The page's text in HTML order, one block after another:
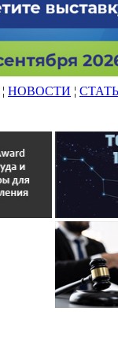
¦ НОВОСТИ ¦